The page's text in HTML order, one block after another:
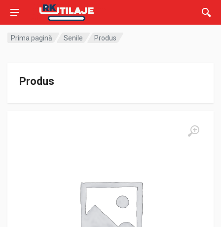
Prima pagină Senile Produs
Produs